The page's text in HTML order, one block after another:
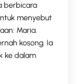
berbicara
menyebut
Maria.
kosong. Ia
ke dalam